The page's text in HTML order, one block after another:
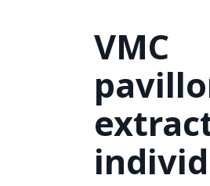
VMC